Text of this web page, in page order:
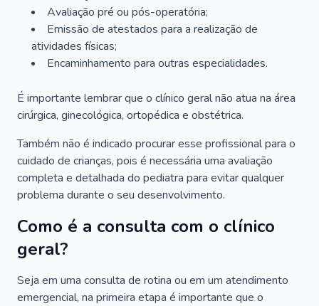
Avaliação pré ou pós-operatória;
Emissão de atestados para a realização de
atividades físicas;
Encaminhamento para outras especialidades.
É importante lembrar que o clínico geral não atua na área
cirúrgica, ginecológica, ortopédica e obstétrica.
Também não é indicado procurar esse profissional para o
cuidado de crianças, pois é necessária uma avaliação
completa e detalhada do pediatra para evitar qualquer
problema durante o seu desenvolvimento.
Como é a consulta com o clínico
geral?
Seja em uma consulta de rotina ou em um atendimento
emergencial, na primeira etapa é importante que o